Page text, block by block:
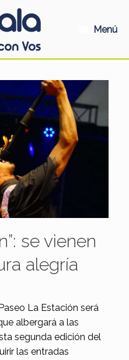
Menú
se vienen
alegría
La Estación será
albergará a las
segunda edición del
las entradas